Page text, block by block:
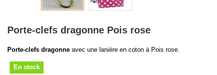
Porte-clefs dragonne Pois rose
Porte-clefs dragonne avec une lanière en coton à Pois rose.
En stock